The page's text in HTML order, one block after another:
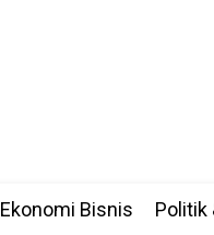
Ekonomi Bisnis Politik